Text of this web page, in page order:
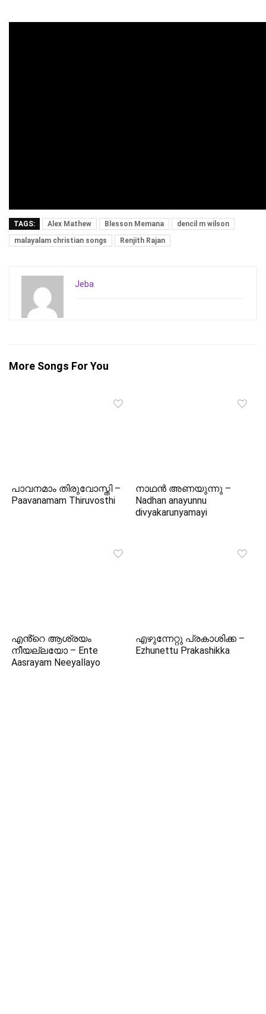
TAGS: Alex Mathew Blesson Memana
dencil m wilson
malayalam christian songs
Renjith Rajan
Jeba
More Songs For You
പാവനമാം തിരുവോസ്തി –
Paavanamam Thiruvosthi
നാഥൻ അണയുന്നു –
Nadhan anayunnu
divyakarunyamayi
എൻ്റെ ആശ്രയം
നീയല്ലയോ – Ente
Aasrayam Neeyallayo
എഴുന്നേറ്റു പ്രകാശിക്ക –
Ezhunettu Prakashikka